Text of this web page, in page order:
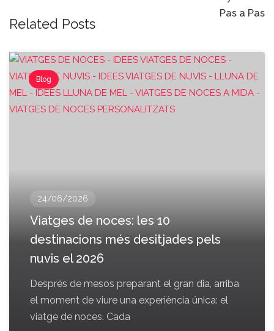
Pas a Pas
Related Posts
Blog
24/06/2026
Viatges de noces: les 10
destinacions més desitjades pels
nuvis el 2026
Després de mesos preparant el gran dia, arriba
el moment de viure una experiència única: el
viatge de noces. Cada